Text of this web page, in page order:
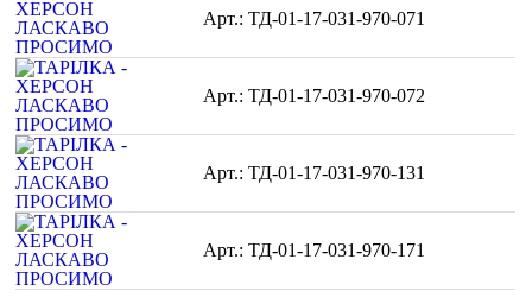
ТД-01-17-031-970-071
ТД-01-17-031-970-072
ТД-01-17-031-970-131
ТД-01-17-031-970-171